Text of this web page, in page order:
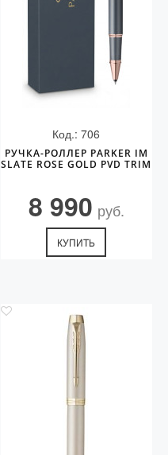
Код.: 706
РУЧКА-РОЛЛЕР PARKER IM
SLATE ROSE GOLD PVD TRIM
8 990 руб.
КУПИТЬ